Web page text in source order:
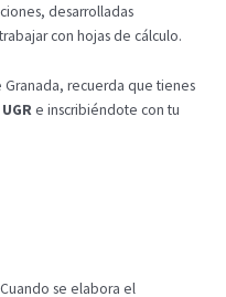
desarrolladas
con hojas de cálculo.
recuerda que tienes
UGRe inscribiéndote con tu
Cuando se elabora el